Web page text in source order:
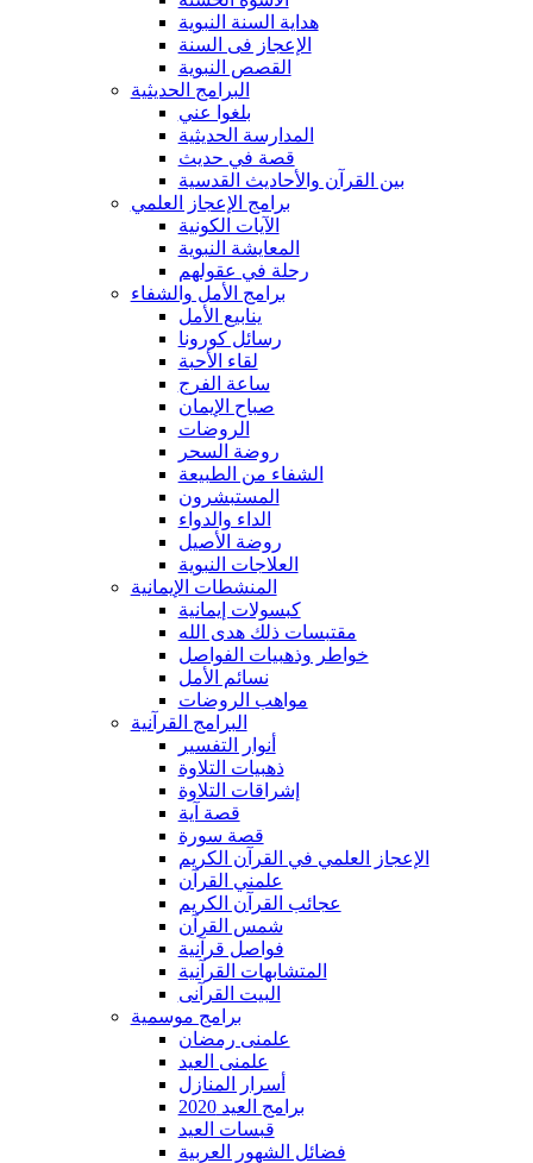
هداية السنة النبوية
الإعجاز فى السنة
القصص النبوية
البرامج الحديثية
بلغوا عني
المدارسة الحديثية
قصة في حديث
بين القرآن والأحاديث القدسية
برامج الإعجاز العلمي
الآيات الكونية
المعايشة النبوية
رحلة في عقولهم
برامج الأمل والشفاء
ينابيع الأمل
رسائل كورونا
لقاء الأحبة
ساعة الفرج
صباح الإيمان
الروضات
روضة السحر
الشفاء من الطبيعة
المستبشرون
الداء والدواء
روضة الأصيل
العلاجات النبوية
المنشطات الإيمانية
كبسولات إيمانية
مقتبسات ذلك هدى الله
خواطر وذهبيات الفواصل
نسائم الأمل
مواهب الروضات
البرامج القرآنية
أنوار التفسير
ذهبيات التلاوة
إشراقات التلاوة
قصة آية
قصة سورة
الإعجاز العلمي في القرآن الكريم
علمني القرآن
عجائب القرآن الكريم
شمس القرآن
فواصل قرآنية
المتشابهات القرآنية
البيت القرآنى
برامج موسمية
علمنى رمضان
علمنى العيد
أسرار المنازل
برامج العيد 2020
قبسات العيد
فضائل الشهور العربية